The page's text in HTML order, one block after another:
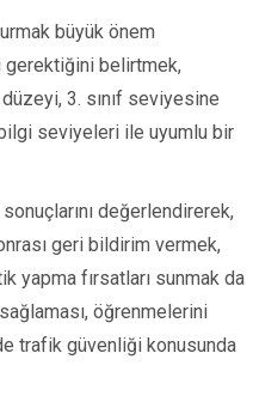
büyük önem
gerektiğini belirtmek,
3. sınıf seviyesine
bilgi seviyeleri ile uyumlu bir
değerlendirerek,
geri bildirim vermek,
yapma fırsatları sunmak da
öğrenmelerini
trafik güvenliği konusunda